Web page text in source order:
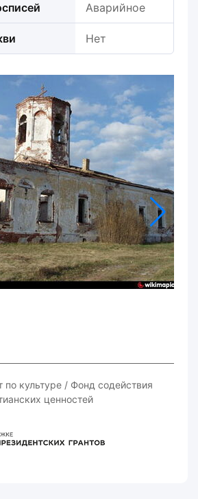
Аварийное
Нет
по культуре / Фонд содействия
ценностей